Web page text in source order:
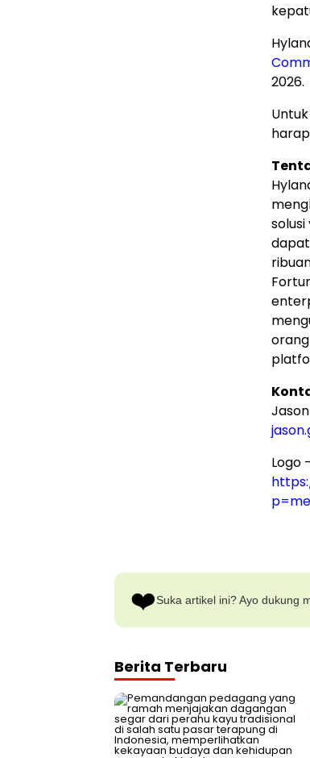
2026.
Logo
❤️Suka artikel ini? Ayo dukung
Berita Terbaru